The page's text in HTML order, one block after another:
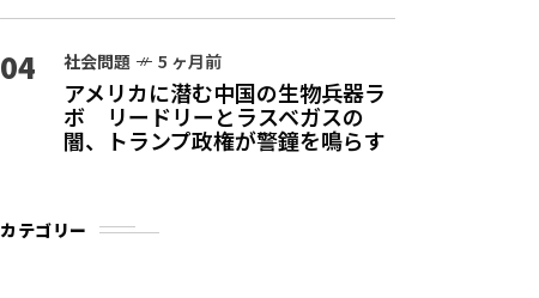
04 社会問題 5 ヶ月前
アメリカに潜む中国の生物兵器ラ
ボ リードリーとラスベガスの
闇、トランプ政権が警鐘を鳴らす
カテゴリー